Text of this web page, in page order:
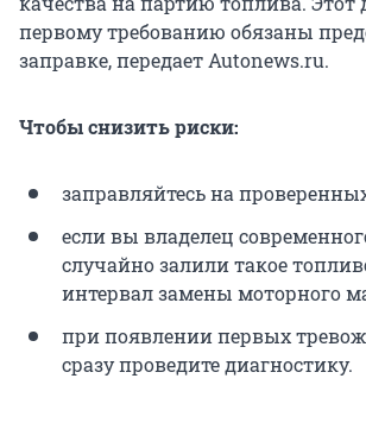
первому требованию обязаны
заправке, передает Autonews.ru.
Чтобы снизить риски:
заправляйтесь на
если вы владелец
случайно залили такое
интервал замены моторного
при появлении первых
сразу проведите диагностику.